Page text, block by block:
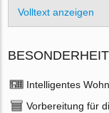
Volltext anzeigen
Intelligentes
Vorbereitung für